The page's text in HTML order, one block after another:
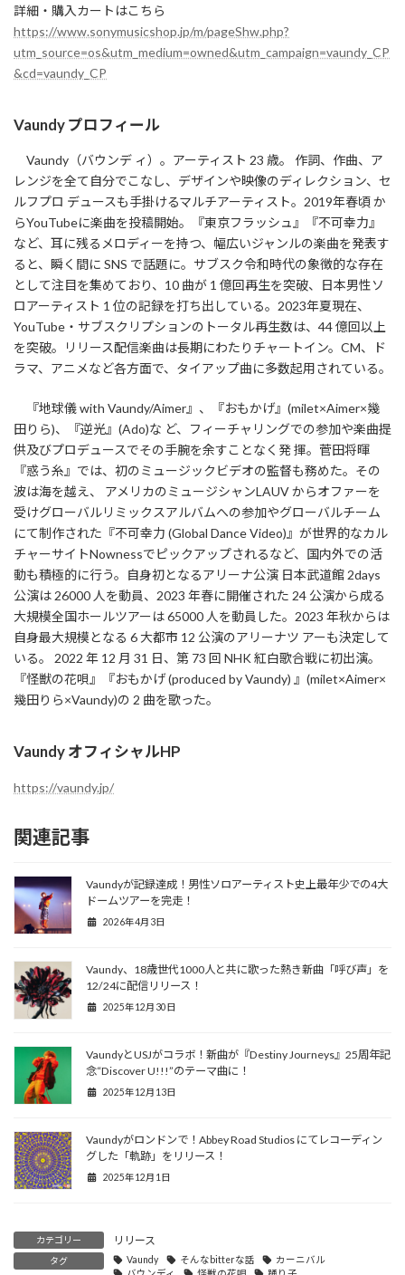
詳細・購入カートはこちら
https://www.sonymusicshop.jp/m/pageShw.php?
utm_source=os&utm_medium=owned&utm_campaign=vaundy_CP
&cd=vaundy_CP
Vaundy プロフィール
Vaundy（バウンデ ィ）。アーティスト 23 歳。 作詞、作曲、ア
レンジを全て自分でこなし、デザインや映像のディレクション、セ
ルフプロ デュースも手掛けるマルチアーティスト。2019年春頃 か
らYouTubeに楽曲を投稿開始。『東京フラッシュ』『不可幸力』
など、耳に残るメロディーを持つ、幅広いジャンルの楽曲を発表す
ると、瞬く間に SNS で話題に。サブスク令和時代の象徴的な存在
として注目を集めており、10 曲が 1 億回再生を突破、日本男性ソ
ロアーティスト 1 位の記録を打ち出している。2023年夏現在、
YouTube・サブスクリプションのトータル再生数は、44 億回以上
を突破。リリース配信楽曲は長期にわたりチャートイン。CM、ド
ラマ、アニメなど各方面で、タイアップ曲に多数起用されている。
『地球儀 with Vaundy/Aimer』、『おもかげ』(milet×Aimer×幾
田りら)、『逆光』(Ado)な ど、フィーチャリングでの参加や楽曲提
供及びプロデュースでその手腕を余すことなく発 揮。菅田将暉
『惑う糸』では、初のミュージックビデオの監督も務めた。その
波は海を越え、 アメリカのミュージシャンLAUV からオファーを
受けグローバルリミックスアルバムへの参加やグローバルチーム
にて制作された『不可幸力 (Global Dance Video)』が世界的なカル
チャーサイトNownessでピックアップされるなど、国内外での活
動も積極的に行う。自身初となるアリーナ公演 日本武道館 2days
公演は 26000 人を動員、2023 年春に開催された 24 公演から成る
大規模全国ホールツアーは 65000 人を動員した。2023 年秋からは
自身最大規模となる 6 大都市 12 公演のアリーナツ アーも決定して
いる。 2022 年 12 月 31 日、第 73 回 NHK 紅白歌合戦に初出演。
『怪獣の花唄』『おもかげ (produced by Vaundy) 』(milet×Aimer×
幾田りら×Vaundy)の 2 曲を歌った。
Vaundy オフィシャルHP
https://vaundy.jp/
関連記事
Vaundyが記録達成！男性ソロアーティスト史上最年少での4大
ドームツアーを完走！
2026年4月3日
Vaundy、18歳世代1000人と共に歌った熱き新曲「呼び声」を
12/24に配信リリース！
2025年12月30日
VaundyとUSJがコラボ！新曲が『Destiny Journeys』25周年記
念“Discover U!!!”のテーマ曲に！
2025年12月13日
Vaundyがロンドンで！Abbey Road Studios にてレコーディン
グした「軌跡」をリリース！
2025年12月1日
カテゴリー リリース
タグ Vaundy そんなbitterな話
カーニバル